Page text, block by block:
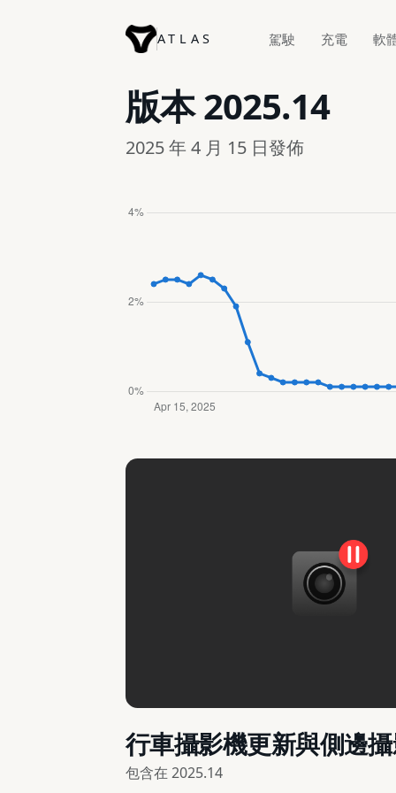
ATLAS 駕駛 充電 軟
版本2025.14
2025 年 4 月 15 日發佈
行車攝影機更新與側邊
包含在 2025.14